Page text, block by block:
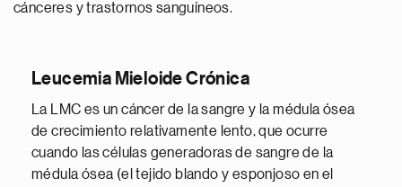
cánceres y trastornos sanguíneos.
Leucemia Mieloide Crónica
La LMC es un cáncer de la sangre y la médula ósea
de crecimiento relativamente lento, que ocurre
cuando las células generadoras de sangre de la
médula ósea (el tejido blando y esponjoso en el